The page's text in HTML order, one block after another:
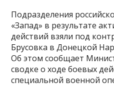
Подразделения
«Запад» в результате
действий взяли под
Брусовка в Донецкой
Об этом сообщает
сводке о ходе боевых
специальной военной